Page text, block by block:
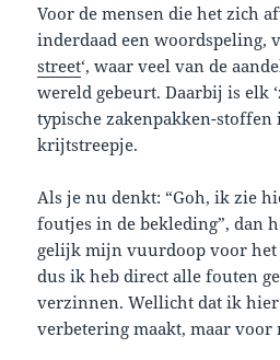
Voor de mensen die het zich
inderdaad een woordspeling,
street‘, waar veel van de
wereld gebeurt. Daarbij is elk
typische zakenpakken-
krijtstreepje.
Als je nu denkt: “Goh, ik zie
foutjes in de bekleding”, dan
gelijk mijn vuurdoop voor het
dus ik heb direct alle fouten
verzinnen. Wellicht dat ik hier
verbetering maakt, maar voor